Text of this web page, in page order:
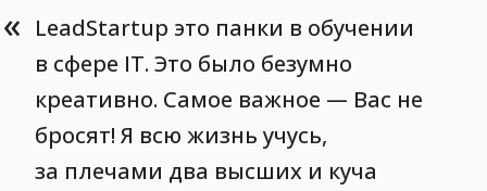
« LeadStartup это панки в обучении
в сфере IT. Это было безумно
креативно. Самое важное — Вас не
бросят! Я всю жизнь учусь,
за плечами два высших и куча